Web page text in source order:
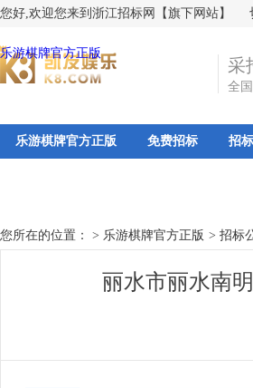
您好,欢迎您来到浙江招标网【旗下网站】
乐游棋牌官方正版
采
全
乐游棋牌官方正版 免费招标 招
您所在的位置： > 乐游棋牌官方正版 > 招标
丽水市丽水南